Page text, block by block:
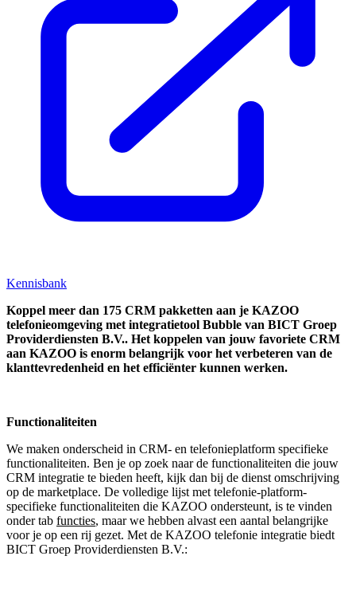
Kennisbank
Koppel meer dan 175 CRM pakketten aan je KAZOO
telefonieomgeving met integratietool Bubble van BICT Groep
Providerdiensten B.V.. Het koppelen van jouw favoriete CRM
aan KAZOO is enorm belangrijk voor het verbeteren van de
klanttevredenheid en het efficiënter kunnen werken.
Functionaliteiten
We maken onderscheid in CRM- en telefonieplatform specifieke
functionaliteiten. Ben je op zoek naar de functionaliteiten die jouw
CRM integratie te bieden heeft, kijk dan bij de dienst omschrijving
op de marketplace. De volledige lijst met telefonie-platform-
specifieke functionaliteiten die KAZOO ondersteunt, is te vinden
onder tab functies, maar we hebben alvast een aantal belangrijke
voor je op een rij gezet. Met de KAZOO telefonie integratie biedt
BICT Groep Providerdiensten B.V.: